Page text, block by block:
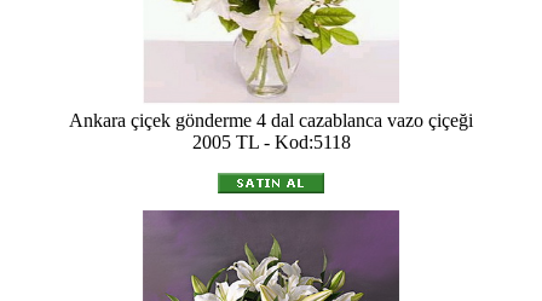
Ankara çiçek gönderme 4 dal cazablanca vazo çiçeği
2005 TL - Kod:5118